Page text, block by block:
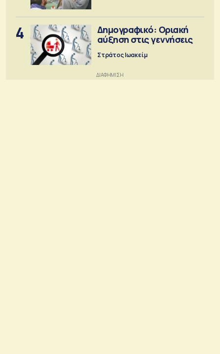
4
Δημογραφικό: Οριακή
αύξηση στις γεννήσεις
Στράτος Ιωακείμ